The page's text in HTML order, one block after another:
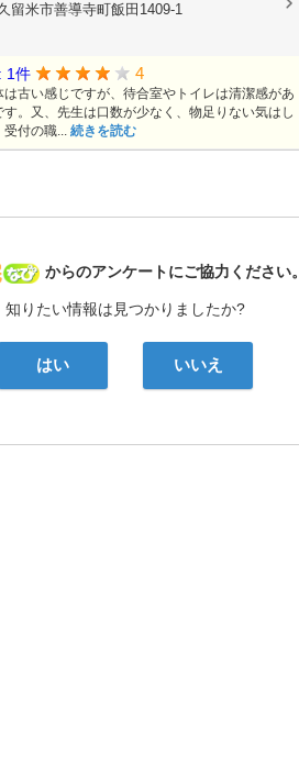
病院なび
からのアンケートにご協力ください。
知りたい情報は見つかりましたか?
はい いいえ
留米市善導寺町飯田1409-1
1件 4
は古い感じですが、待合室やトイレは清潔感があ
す。又、先生は口数が少なく、物足りない気はし
受付の職... 続きを読む